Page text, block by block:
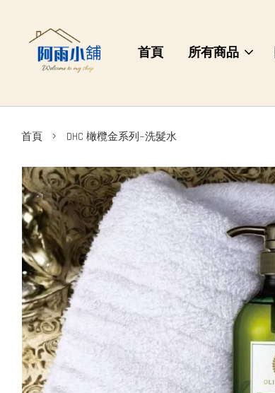
首頁 所有商品
首頁 › DHC 橄欖金系列~洗髮水